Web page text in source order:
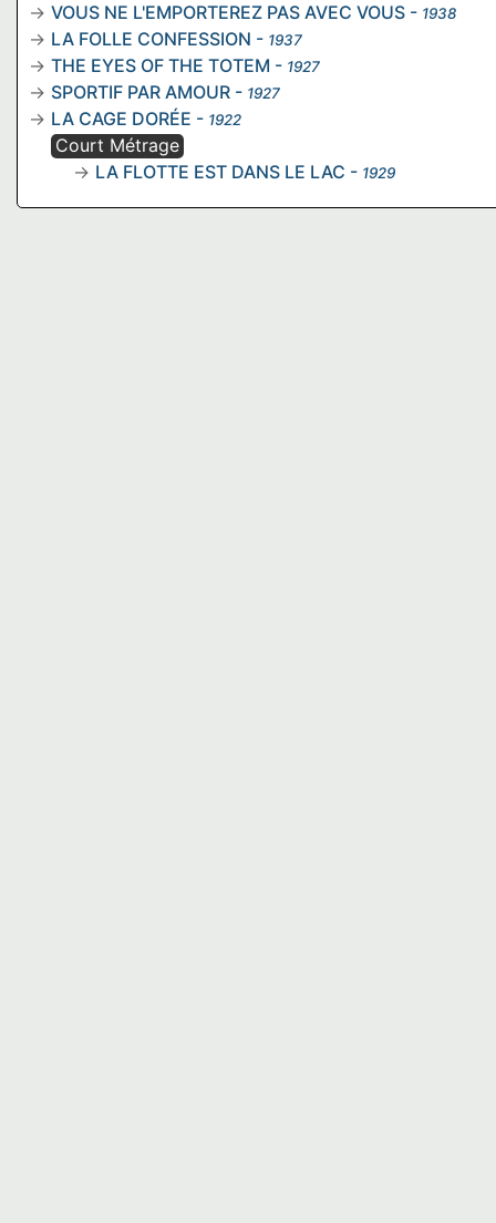
VOUS NE L'EMPORTEREZ PAS AVEC VOUS - 1938
LA FOLLE CONFESSION - 1937
THE EYES OF THE TOTEM - 1927
SPORTIF PAR AMOUR - 1927
LA CAGE DORÉE - 1922
Court Métrage
LA FLOTTE EST DANS LE LAC - 1929